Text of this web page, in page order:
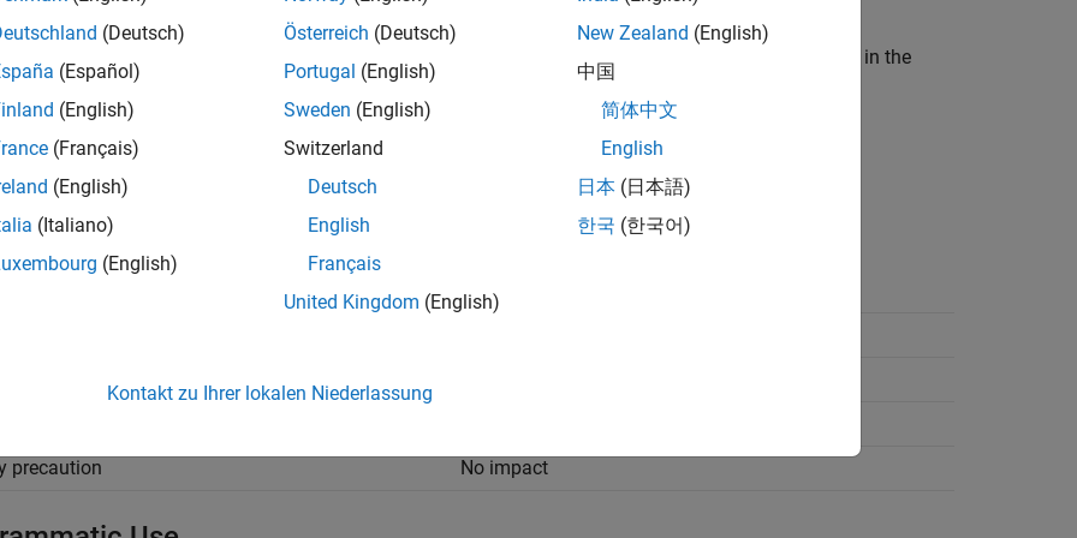
same reserved names as those specified in the
Reserved names field of the
pane in the
Parameters dialog box.
use the same reserved names as those specified in the
Simulation Target> Identifiers pane
Settings
Setting
precaution
No impact
(Deutsch)
(Español)
(English)
(Français)
(English)
(Italiano)
(English)
Österreich (Deutsch)
Portugal (English)
Sweden (English)
Switzerland
Deutsch
English
Français
United Kingdom (English)
New Zealand (English)
中国
简体中文
English
日本 (日本語)
한국 (한국어)
Kontakt zu Ihrer lokalen Niederlassung